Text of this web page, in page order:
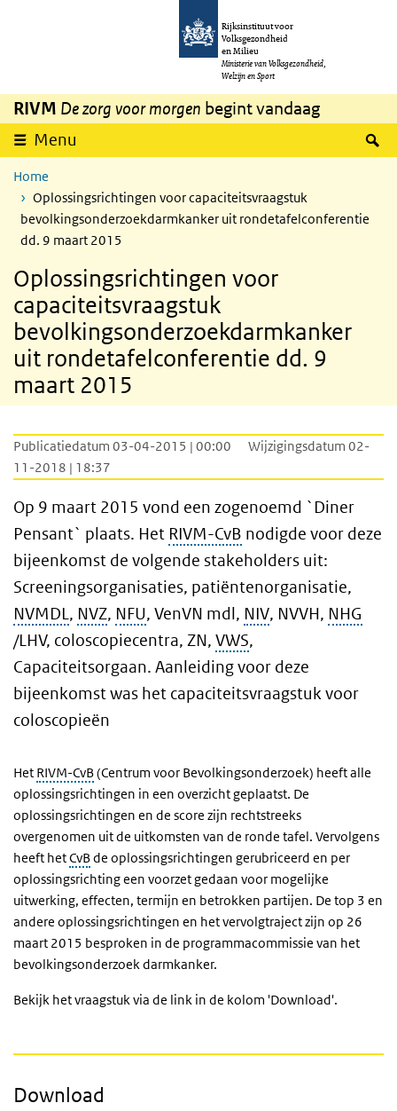
Overslaan en naar de inhoud gaan
Rijksinstituut voor
Volksgezondheid
en Milieu
Ministerie van Volksgezondheid,
Welzijn en Sport
RIVM De zorg voor morgen begint vandaag
Menu
Home
Oplossingsrichtingen voor capaciteitsvraagstuk
bevolkingsonderzoekdarmkanker uit rondetafelconferentie
dd. 9 maart 2015
Oplossingsrichtingen voor
capaciteitsvraagstuk
bevolkingsonderzoekdarmkanker
uit rondetafelconferentie dd. 9
maart 2015
Publicatiedatum 03-04-2015 | 00:00
Wijzigingsdatum 02-
11-2018 | 18:37
Op 9 maart 2015 vond een zogenoemd `Diner
Pensant` plaats. Het RIVM-CvB nodigde voor deze
bijeenkomst de volgende stakeholders uit:
Screeningsorganisaties, patiëntenorganisatie,
NVMDL, NVZ, NFU, VenVN mdl, NIV, NVVH, NHG
/LHV, coloscopiecentra, ZN, VWS,
Capaciteitsorgaan. Aanleiding voor deze
bijeenkomst was het capaciteitsvraagstuk voor
coloscopieën
Het RIVM-CvB(Centrum voor Bevolkingsonderzoek) heeft alle
oplossingsrichtingen in een overzicht geplaatst. De
oplossingsrichtingen en de score zijn rechtstreeks
overgenomen uit de uitkomsten van de ronde tafel. Vervolgens
heeft hetCvBde oplossingsrichtingen gerubriceerd en per
oplossingsrichting een voorzet gedaan voor mogelijke
uitwerking, effecten, termijn en betrokken partijen. De top 3 en
andere oplossingsrichtingen en het vervolgtraject zijn op 26
maart 2015 besproken in de programmacommissie van het
bevolkingsonderzoek darmkanker.
Bekijk het vraagstuk via de link in de kolom 'Download'.
Download